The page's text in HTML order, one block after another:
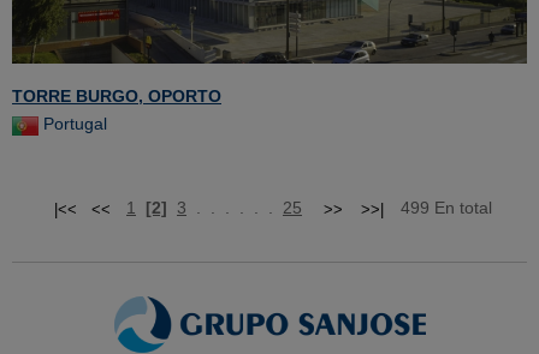
TORRE BURGO, OPORTO
Portugal
1 [2] 3 . . . . . . 25 499 En total